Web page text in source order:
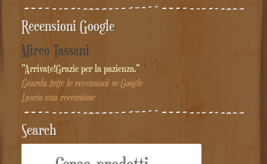
Recensioni Google
Mirco Tassani
"Arrivate!Grazie per la pazienza."
Guarda tutte le recensioni su Google
Lascia una recensione
Search